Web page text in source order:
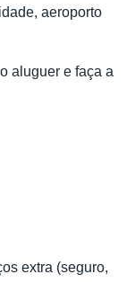
aeroporto
aluguer e faça a
extra (seguro,